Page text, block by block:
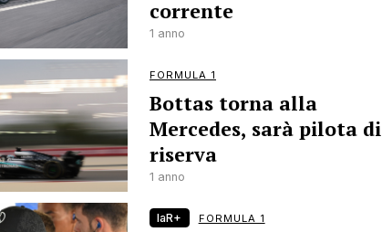
corrente
1 anno
FORMULA 1
Bottas torna alla
Mercedes, sarà pilota di
riserva
1 anno
laR+ FORMULA 1